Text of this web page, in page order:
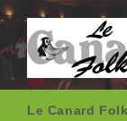
Le Canard Folk